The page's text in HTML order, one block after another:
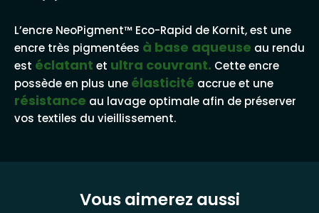
L’encre NeoPigment™ Eco-Rapid de Kornit, est une
encre très pigmentées à base aqueuse au rendu
est éclatant et ultra couvrant. Cette encre
possède en plus une élasticité accrue et une
résistance au lavage optimale afin de préserver
vos textiles du vieillissement.
Vous aimerez aussi